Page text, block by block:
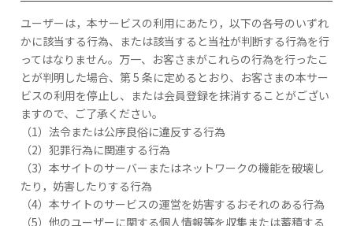
ユーザーは，本サービスの利用にあたり，以下の各号のいずれ
かに該当する行為、または該当すると当社が判断する行為を行
ってはなりません。万一、お客さまがこれらの行為を行ったこ
とが判明した場合、第 5 条に定めるとおり、お客さまの本サー
ビスの利用を停止し、または会員登録を抹消することがござい
ますので、ご了承ください。
（1）法令または公序良俗に違反する行為
（2）犯罪行為に関連する行為
（3）本サイトのサーバーまたはネットワークの機能を破壊し
たり，妨害したりする行為
（4）本サイトのサービスの運営を妨害するおそれのある行為
（5）他のユーザーに関する個人情報等を収集または蓄積する